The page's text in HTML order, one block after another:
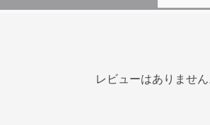
レビューはありませ